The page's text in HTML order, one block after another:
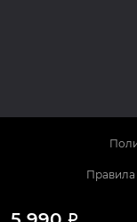
Р
© 2026
Правила